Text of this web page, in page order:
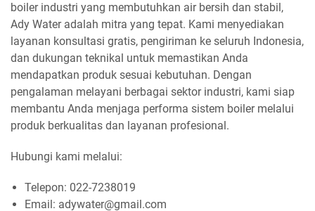
boiler industri yang membutuhkan air bersih dan stabil,
Ady Water adalah mitra yang tepat. Kami menyediakan
layanan konsultasi gratis, pengiriman ke seluruh Indonesia,
dan dukungan teknikal untuk memastikan Anda
mendapatkan produk sesuai kebutuhan. Dengan
pengalaman melayani berbagai sektor industri, kami siap
membantu Anda menjaga performa sistem boiler melalui
produk berkualitas dan layanan profesional.
Hubungi kami melalui:
Telepon: 022-7238019
Email: adywater@gmail.com